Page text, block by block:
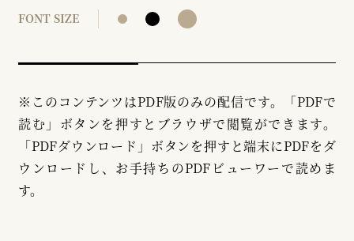
FONT SIZE
※このコンテンツはPDF版のみの配信です。「PDFで
読む」ボタンを押すとブラウザで閲覧ができます。
「PDFダウンロード」ボタンを押すと端末にPDFをダ
ウンロードし、お手持ちのPDFビューワーで読めま
す。